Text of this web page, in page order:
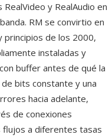
y RealAudio en
RM se convirtio en
de los 2000,
instaladas y
buffer antes de qué la
bits constante y una
hacia adelante,
de conexiones
flujos a diferentes tasas